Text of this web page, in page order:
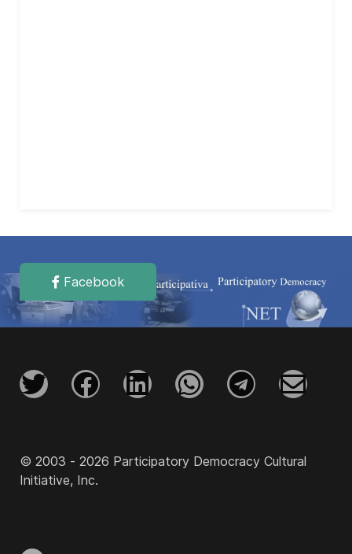
Facebook
© 2003 - 2026 Participatory Democracy Cultural
Initiative, Inc.